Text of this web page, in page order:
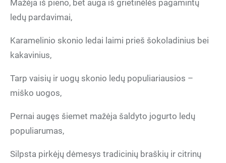
Mažėja iš pieno, bet auga iš grietinėlės pagamintų
ledų pardavimai,
Karamelinio skonio ledai laimi prieš šokoladinius bei
kakavinius,
Tarp vaisių ir uogų skonio ledų populiariausios –
miško uogos,
Pernai augęs šiemet mažėja šaldyto jogurto ledų
populiarumas,
Silpsta pirkėjų dėmesys tradicinių braškių ir citrinų